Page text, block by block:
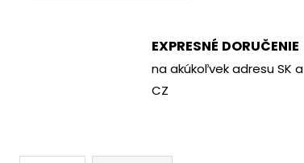
EXPRESNÉ DORUČENIE
na akúkoľvek adresu SK a
CZ